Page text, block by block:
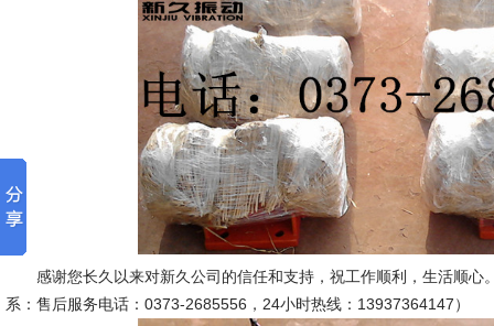
感谢您长久以来对新久公司的信任和支持，祝工作顺利，生活顺心
系：售后服务电话：0373-2685556，24小时热线：13937364147）